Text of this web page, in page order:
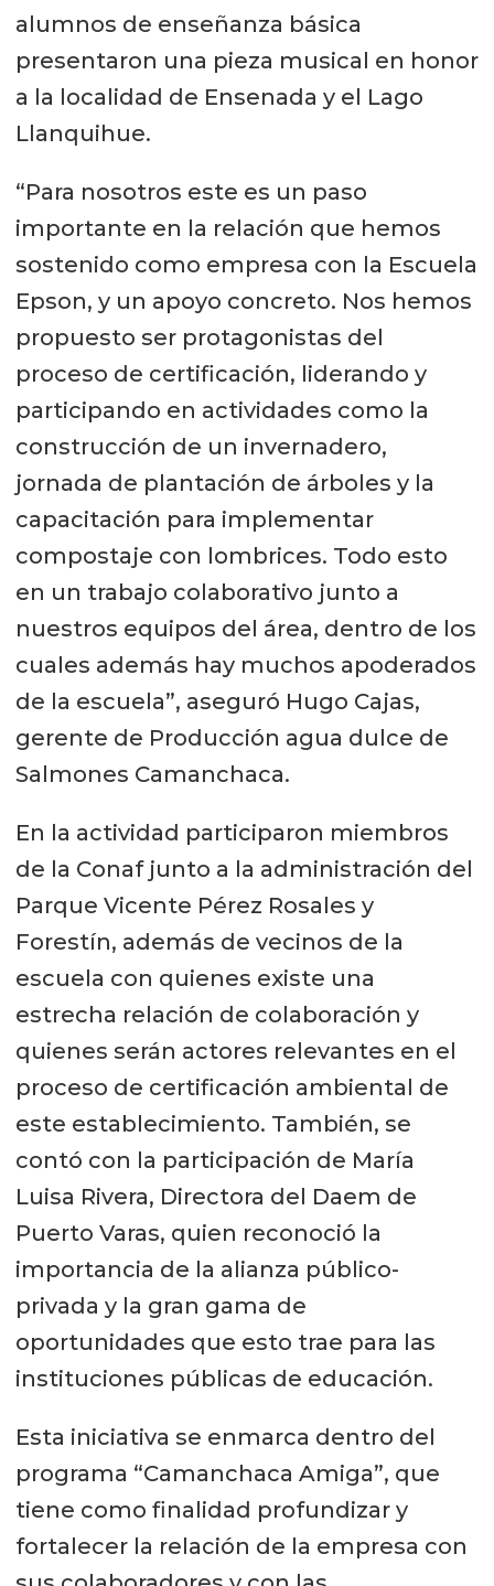
alumnos de enseñanza básica
presentaron una pieza musical en honor
a la localidad de Ensenada y el Lago
Llanquihue.
“Para nosotros este es un paso
importante en la relación que hemos
sostenido como empresa con la Escuela
Epson, y un apoyo concreto. Nos hemos
propuesto ser protagonistas del
proceso de certificación, liderando y
participando en actividades como la
construcción de un invernadero,
jornada de plantación de árboles y la
capacitación para implementar
compostaje con lombrices. Todo esto
en un trabajo colaborativo junto a
nuestros equipos del área, dentro de los
cuales además hay muchos apoderados
de la escuela”, aseguró Hugo Cajas,
gerente de Producción agua dulce de
Salmones Camanchaca.
En la actividad participaron miembros
de la Conaf junto a la administración del
Parque Vicente Pérez Rosales y
Forestín, además de vecinos de la
escuela con quienes existe una
estrecha relación de colaboración y
quienes serán actores relevantes en el
proceso de certificación ambiental de
este establecimiento. También, se
contó con la participación de María
Luisa Rivera, Directora del Daem de
Puerto Varas, quien reconoció la
importancia de la alianza público-
privada y la gran gama de
oportunidades que esto trae para las
instituciones públicas de educación.
Esta iniciativa se enmarca dentro del
programa “Camanchaca Amiga”, que
tiene como finalidad profundizar y
fortalecer la relación de la empresa con